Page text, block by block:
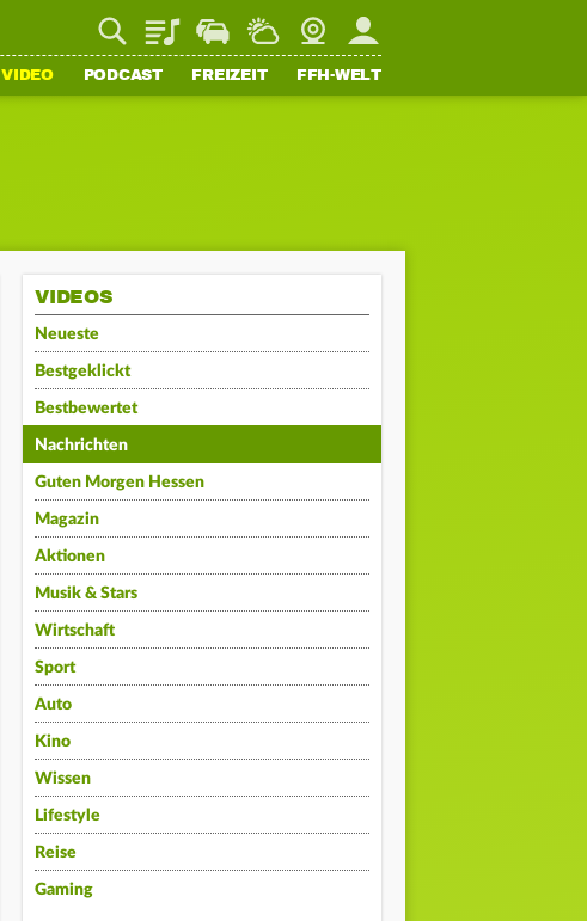
PlaylistStaupilotWetterWebcamMein FFH
VIDEO PODCAST FREIZEIT FFH-WELT
VIDEOS
Neueste
Bestgeklickt
Bestbewertet
Nachrichten
Guten Morgen Hessen
Magazin
Aktionen
Musik & Stars
Wirtschaft
Sport
Auto
Kino
Wissen
Lifestyle
Reise
Gaming